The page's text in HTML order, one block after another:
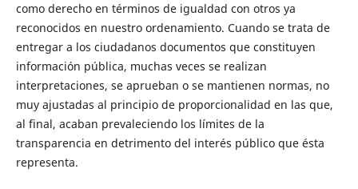
como derecho en términos de igualdad con otros ya
reconocidos en nuestro ordenamiento. Cuando se trata de
entregar a los ciudadanos documentos que constituyen
información pública, muchas veces se realizan
interpretaciones, se aprueban o se mantienen normas, no
muy ajustadas al principio de proporcionalidad en las que,
al final, acaban prevaleciendo los límites de la
transparencia en detrimento del interés público que ésta
representa.